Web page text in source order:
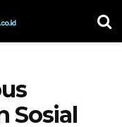
Sosial